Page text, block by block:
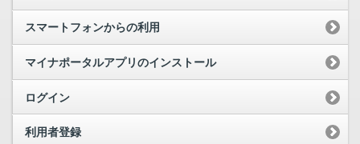
スマートフォンからの利用
マイナポータルアプリのインストール
ログイン
利用者登録